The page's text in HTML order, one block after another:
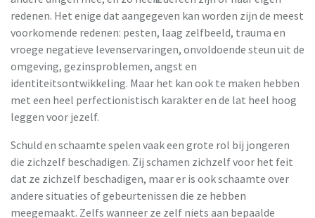
redenen. Het enige dat aangegeven kan worden zijn de meest
voorkomende redenen: pesten, laag zelfbeeld, trauma en
vroege negatieve levenservaringen, onvoldoende steun uit de
omgeving, gezinsproblemen, angst en
identiteitsontwikkeling. Maar het kan ook te maken hebben
met een heel perfectionistisch karakter en de lat heel hoog
leggen voor jezelf.
Schuld en schaamte spelen vaak een grote rol bij jongeren
die zichzelf beschadigen. Zij schamen zichzelf voor het feit
dat ze zichzelf beschadigen, maar er is ook schaamte over
andere situaties of gebeurtenissen die ze hebben
meegemaakt. Zelfs wanneer ze zelf niets aan bepaalde